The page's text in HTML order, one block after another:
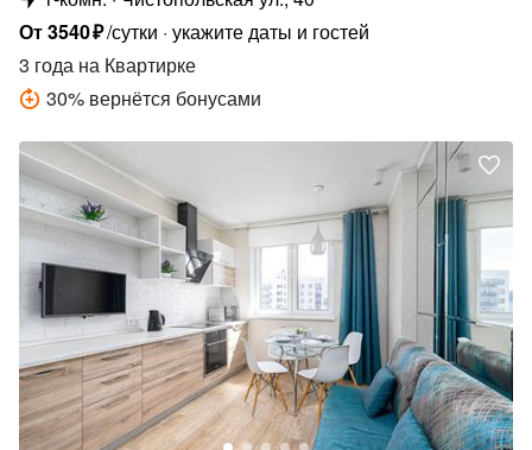
От3540₽/сутки укажите даты и гостей
3 года на Квартирке
30% вернётся бонусами